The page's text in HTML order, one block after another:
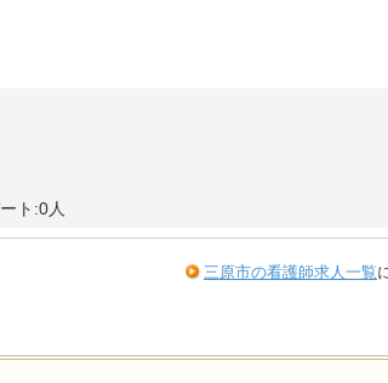
ト:0人
三原市の看護師求人一覧